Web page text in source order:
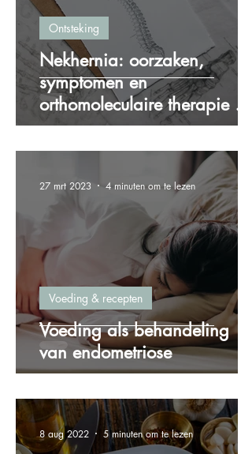
Nekhernia: oorzaken,
symptomen en
orthomoleculaire therapie als
oplossing
Ontsteking
Voeding als behandeling
van endometriose
Voeding & recepten
27 mrt 2023 4 minuten om te lezen
8 aug 2022 5 minuten om te lezen